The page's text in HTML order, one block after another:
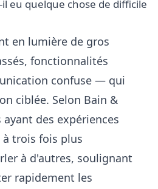
il eu quelque chose de difficile
en lumière de gros
fonctionnalités
confuse — qui
ciblée. Selon Bain &
des expériences
trois fois plus
à d'autres, soulignant
rapidement les